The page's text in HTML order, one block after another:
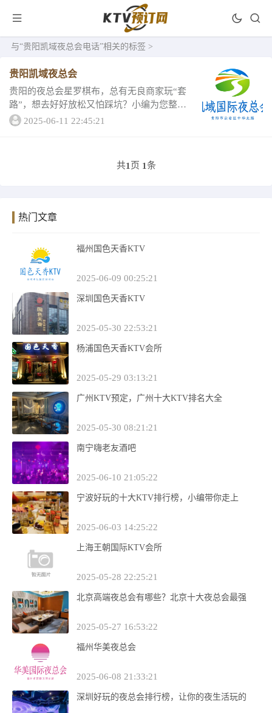
与“贵阳凯域夜总会电话”相关的标签 >
贵阳凯域夜总会
贵阳的夜总会星罗棋布，总有无良商家玩“套
路”，想去好好放松又怕踩坑？小编为您整理
了贵阳豪华老牌的贵阳凯域夜总会，内含消
2025-06-11 22:45:21
共1 页 1条
热门文章
福州国色天香KTV
2025-06-09 00:25:21
深圳国色天香KTV
2025-05-30 22:53:21
杨浦国色天香KTV会所
2025-05-29 03:13:21
广州KTV预定，广州十大KTV排名大全
2025-05-30 08:21:21
南宁嗨老友酒吧
2025-06-10 21:05:22
宁波好玩的十大KTV排行榜，小编带你走上
2025-06-03 14:25:22
上海王朝国际KTV会所
2025-05-28 22:25:21
北京高端夜总会有哪些？北京十大夜总会最强
2025-05-27 16:53:22
福州华美夜总会
2025-06-08 21:33:21
深圳好玩的夜总会排行榜，让你的夜生活玩的